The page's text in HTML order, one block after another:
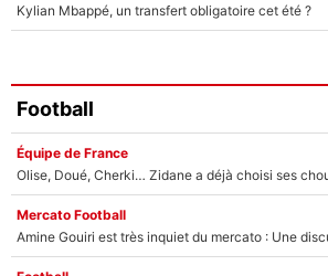
Kylian Mbappé, un transfert obligatoire cet été ?
Football
Équipe de France
Mercato Football